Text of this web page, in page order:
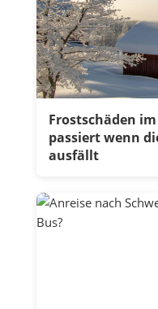
Frostschäden
passiert wenn
ausfällt